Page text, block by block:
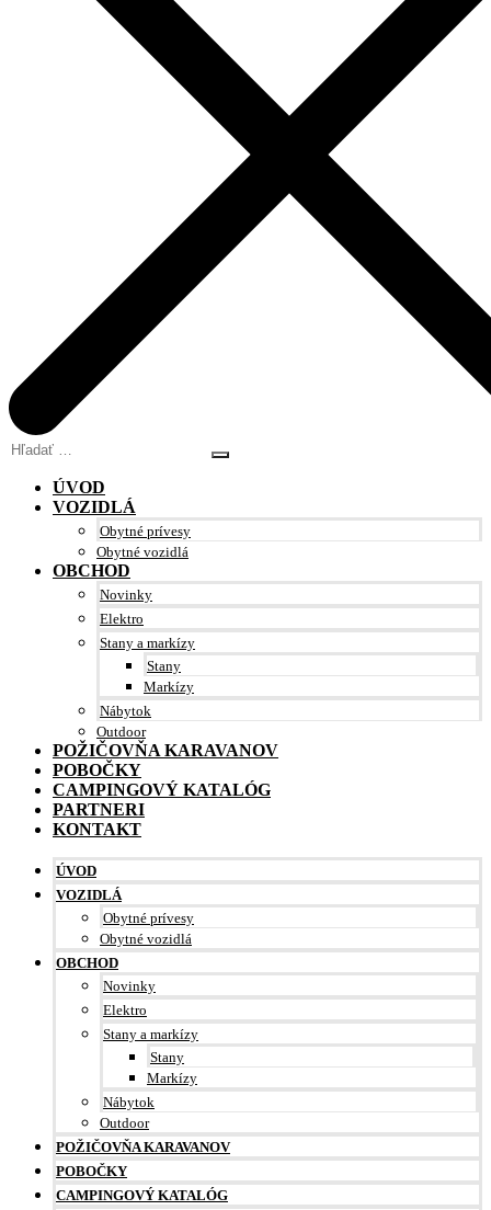
Hľadať
ÚVOD
VOZIDLÁ
Obytné prívesy
Obytné vozidlá
OBCHOD
Novinky
Elektro
Stany a markízy
Stany
Markízy
Nábytok
Outdoor
POŽIČOVŇA KARAVANOV
POBOČKY
CAMPINGOVÝ KATALÓG
PARTNERI
KONTAKT
ÚVOD
VOZIDLÁ
Obytné prívesy
Obytné vozidlá
OBCHOD
Novinky
Elektro
Stany a markízy
Stany
Markízy
Nábytok
Outdoor
POŽIČOVŇA KARAVANOV
POBOČKY
CAMPINGOVÝ KATALÓG